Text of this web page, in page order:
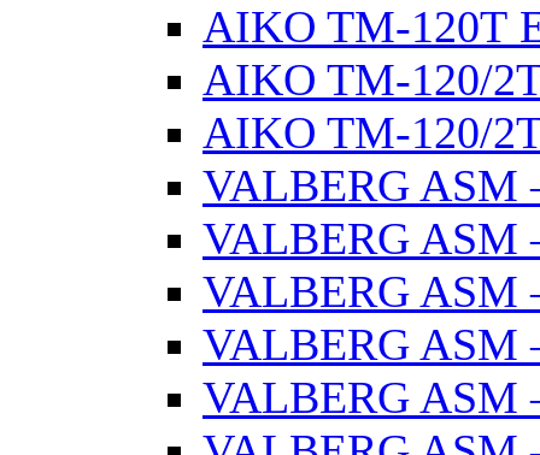
AIKO TM-120Т
AIKO TM-120/
AIKO TM-120/
VALBERG ASM
VALBERG ASM
VALBERG ASM
VALBERG ASM
VALBERG ASM